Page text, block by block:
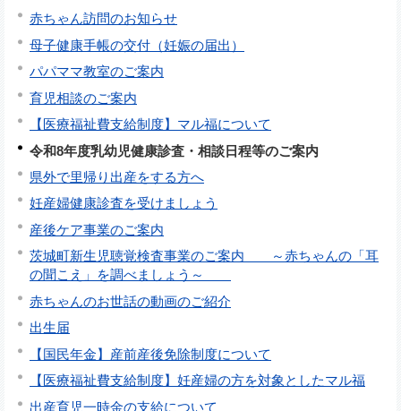
赤ちゃん訪問のお知らせ
母子健康手帳の交付（妊娠の届出）
パパママ教室のご案内
育児相談のご案内
【医療福祉費支給制度】マル福について
令和8年度乳幼児健康診査・相談日程等のご案内
県外で里帰り出産をする方へ
妊産婦健康診査を受けましょう
産後ケア事業のご案内
茨城町新生児聴覚検査事業のご案内 ～赤ちゃんの「耳
の聞こえ」を調べましょう～
赤ちゃんのお世話の動画のご紹介
出生届
【国民年金】産前産後免除制度について
【医療福祉費支給制度】妊産婦の方を対象としたマル福
出産育児一時金の支給について